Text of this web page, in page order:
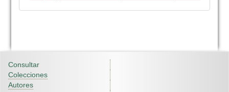
Consultar
Colecciones
Autores